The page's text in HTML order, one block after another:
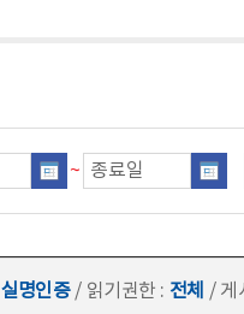
~
실명인증/ 읽기권한 : 전체 / 게